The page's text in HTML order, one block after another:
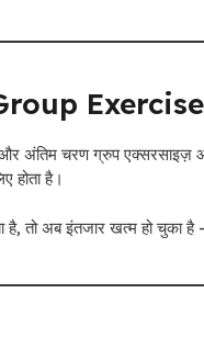
अंतिम चरण ग्रुप एक्सरसाइज़
होता है।
तो अब इंतजार खत्म हो चुका है